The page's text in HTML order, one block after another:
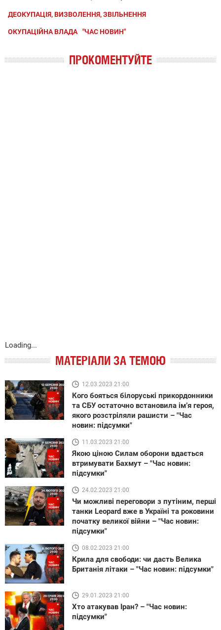
ДЕОКУПАЦІЯ, ВИЗВОЛЕННЯ, ЗВІЛЬНЕННЯ
ОКУПАЦІЙНА ВЛАДА "ЧАС НОВИН"
ПРОКОМЕНТУЙТЕ
Loading...
МАТЕРІАЛИ ЗА ТЕМОЮ
12.03.2023 21:00
Кого бояться білоруські прикордонники
та СБУ остаточно встановила ім’я героя,
якого розстріляли рашисти – "Час
новин: підсумки"
11.03.2023 21:00
Якою ціною Силам оборони вдається
втримувати Бахмут – "Час новин:
підсумки"
24.02.2023 21:00
Чи можливі переговори з путіним, перші
танки Leopard вже в Україні та роковини
початку великої війни – "Час новин:
підсумки"
08.02.2023 21:00
Крила для свободи: чи дасть Велика
Британія літаки – "Час новин: підсумки"
29.01.2023 21:00
Хто атакував Іран? – "Час новин:
підсумки"